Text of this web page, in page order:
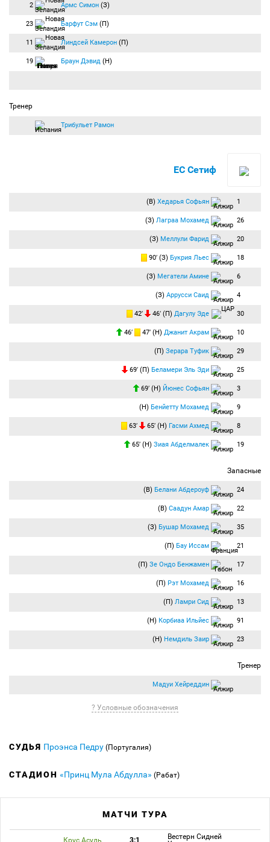
2 Армс Симон (З)
23 Барфут Сэм (П)
11 Линдсей Камерон (П)
19 Браун Дэвид (Н)
Тренер
Трибульет Рамон
ЕС Сетиф
(В) Хедарья Софьян 1
(З) Лаграа Мохамед 26
(З) Меллули Фарид 20
90′ (З) Букрия Льес 18
(З) Мегатели Амине 6
(З) Аррусси Саид 4
42′ 46′ (П) Дагулу Эде 30
46′ 47′ (Н) Джанит Акрам 10
(П) Зерара Туфик 29
69′ (П) Беламери Эль Эди 25
69′ (Н) Йюнес Софьян 3
(Н) Бенйетту Мохамед 9
63′ 65′ (Н) Гасми Ахмед 8
65′ (Н) Зиая Абделмалек 19
Запасные
(В) Белани Абдероуф 24
(В) Саадун Амар 22
(З) Бушар Мохамед 35
(П) Бау Иссам 21
(П) Зе Ондо Бенжамен 17
(П) Рэт Мохамед 16
(П) Ламри Сид 13
(Н) Корбиаа Ильйес 91
(Н) Немдиль Заир 23
Тренер
Мадуи Хейреддин
? Условные обозначения
СУДЬЯ Проэнса Педру (Португалия)
СТАДИОН «Принц Мула Абдулла» (Рабат)
МАТЧИ ТУРА
Крус Асуль 3:1
Вестерн Сидней